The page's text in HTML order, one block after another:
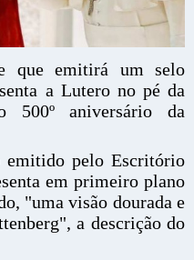
que emitirá um selo
a Lutero no pé da
500º aniversário da
emitido pelo Escritório
em primeiro plano
"uma visão dourada e
a descrição do